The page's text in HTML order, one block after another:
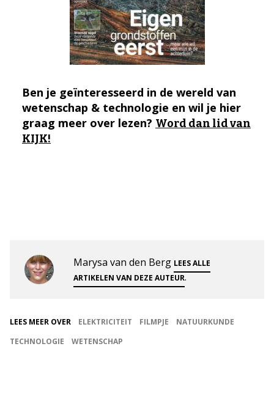
Ben je geïnteresseerd in de wereld van
wetenschap & technologie en wil je hier
graag meer over lezen? Word dan lid van
KIJK!
Marysa van den Berg LEES ALLE
ARTIKELEN VAN DEZE AUTEUR.
LEES MEER OVER ELEKTRICITEIT FILMPJE
NATUURKUNDE
TECHNOLOGIE
WETENSCHAP